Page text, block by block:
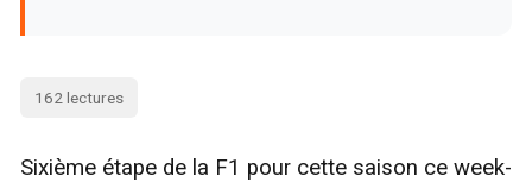
162 lectures
Sixième étape de la F1 pour cette saison ce week-